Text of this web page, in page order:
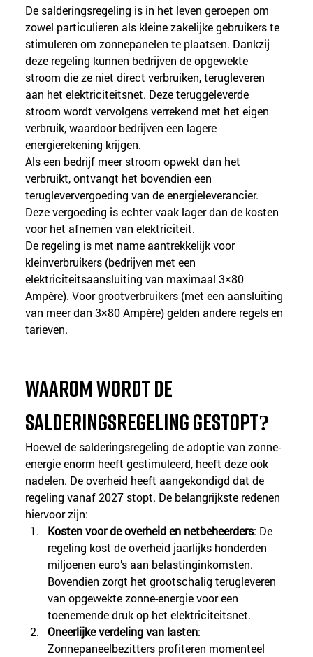
De salderingsregeling is in het leven geroepen om
zowel particulieren als kleine zakelijke gebruikers te
stimuleren om zonnepanelen te plaatsen. Dankzij
deze regeling kunnen bedrijven de opgewekte
stroom die ze niet direct verbruiken, terugleveren
aan het elektriciteitsnet. Deze teruggeleverde
stroom wordt vervolgens verrekend met het eigen
verbruik, waardoor bedrijven een lagere
energierekening krijgen.
Als een bedrijf meer stroom opwekt dan het
verbruikt, ontvangt het bovendien een
terugleververgoeding van de energieleverancier.
Deze vergoeding is echter vaak lager dan de kosten
voor het afnemen van elektriciteit.
De regeling is met name aantrekkelijk voor
kleinverbruikers (bedrijven met een
elektriciteitsaansluiting van maximaal 3×80
Ampère). Voor grootverbruikers (met een aansluiting
van meer dan 3×80 Ampère) gelden andere regels en
tarieven.
Waarom wordt de
salderingsregeling gestopt?
Hoewel de salderingsregeling de adoptie van zonne-
energie enorm heeft gestimuleerd, heeft deze ook
nadelen. De overheid heeft aangekondigd dat de
regeling vanaf 2027 stopt. De belangrijkste redenen
hiervoor zijn:
Kosten voor de overheid en netbeheerders: De
regeling kost de overheid jaarlijks honderden
miljoenen euro’s aan belastinginkomsten.
Bovendien zorgt het grootschalig terugleveren
van opgewekte zonne-energie voor een
toenemende druk op het elektriciteitsnet.
Oneerlijke verdeling van lasten:
Zonnepaneelbezitters profiteren momenteel